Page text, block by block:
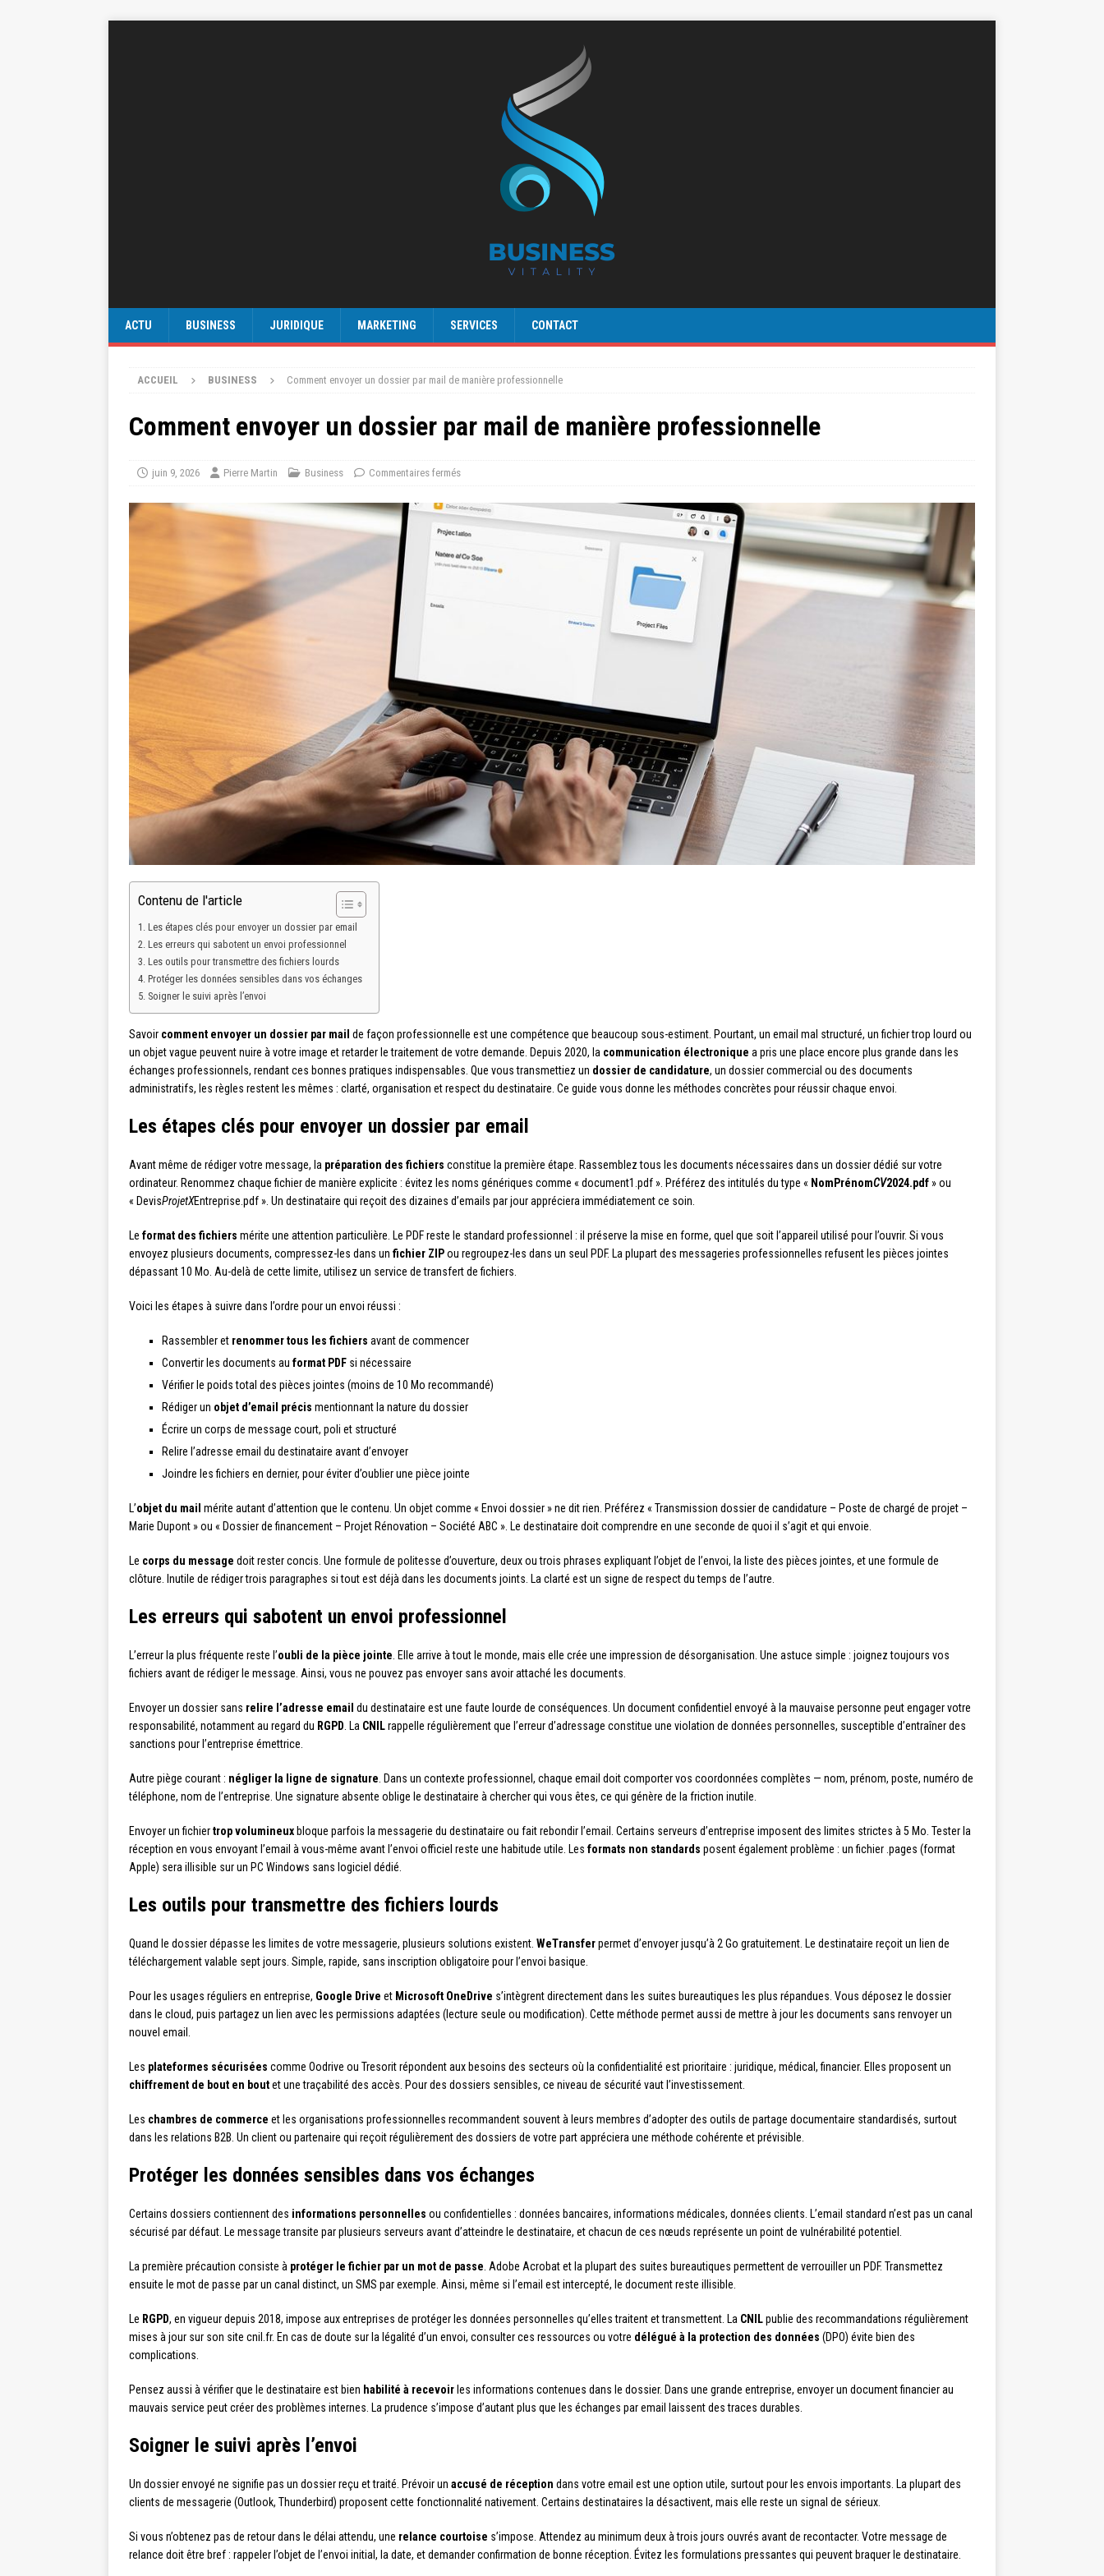
ACTU BUSINESS JURIDIQUE MARKETING SERVICES CONTACT
ACCUEIL BUSINESS Comment envoyer un dossier par mail de manière professionnelle
Comment envoyer un dossier par mail de manière professionnelle
juin 9, 2026 Pierre Martin Business Commentaires fermés
Contenu de l'article
Les étapes clés pour envoyer un dossier par email
Les erreurs qui sabotent un envoi professionnel
Les outils pour transmettre des fichiers lourds
Protéger les données sensibles dans vos échanges
Soigner le suivi après l’envoi
Savoir comment envoyer un dossier par mail de façon professionnelle est une compétence que beaucoup sous-estiment. Pourtant, un email mal structuré, un fichier trop lourd ou
un objet vague peuvent nuire à votre image et retarder le traitement de votre demande. Depuis 2020, la communication électronique a pris une place encore plus grande dans les
échanges professionnels, rendant ces bonnes pratiques indispensables. Que vous transmettiez un dossier de candidature, un dossier commercial ou des documents
administratifs, les règles restent les mêmes : clarté, organisation et respect du destinataire. Ce guide vous donne les méthodes concrètes pour réussir chaque envoi.
Les étapes clés pour envoyer un dossier par email
Avant même de rédiger votre message, la préparation des fichiers constitue la première étape. Rassemblez tous les documents nécessaires dans un dossier dédié sur votre
ordinateur. Renommez chaque fichier de manière explicite : évitez les noms génériques comme « document1.pdf ». Préférez des intitulés du type « NomPrénomCV2024.pdf» ou
« DevisProjetXEntreprise.pdf ». Un destinataire qui reçoit des dizaines d’emails par jour appréciera immédiatement ce soin.
Le format des fichiers mérite une attention particulière. Le PDF reste le standard professionnel : il préserve la mise en forme, quel que soit l’appareil utilisé pour l’ouvrir. Si vous
envoyez plusieurs documents, compressez-les dans un fichier ZIPou regroupez-les dans un seul PDF. La plupart des messageries professionnelles refusent les pièces jointes
dépassant 10 Mo. Au-delà de cette limite, utilisez un service de transfert de fichiers.
Voici les étapes à suivre dans l’ordre pour un envoi réussi :
Rassembler et renommer tous les fichiers avant de commencer
Convertir les documents au format PDF si nécessaire
Vérifier le poids total des pièces jointes (moins de 10 Mo recommandé)
Rédiger un objet d’email précis mentionnant la nature du dossier
Écrire un corps de message court, poli et structuré
Relire l’adresse email du destinataire avant d’envoyer
Joindre les fichiers en dernier, pour éviter d’oublier une pièce jointe
L’objet du mail mérite autant d’attention que le contenu. Un objet comme « Envoi dossier » ne dit rien. Préférez « Transmission dossier de candidature – Poste de chargé de projet –
Marie Dupont » ou « Dossier de financement – Projet Rénovation – Société ABC ». Le destinataire doit comprendre en une seconde de quoi il s’agit et qui envoie.
Le corps du message doit rester concis. Une formule de politesse d’ouverture, deux ou trois phrases expliquant l’objet de l’envoi, la liste des pièces jointes, et une formule de
clôture. Inutile de rédiger trois paragraphes si tout est déjà dans les documents joints. La clarté est un signe de respect du temps de l’autre.
Les erreurs qui sabotent un envoi professionnel
L’erreur la plus fréquente reste l’oubli de la pièce jointe . Elle arrive à tout le monde, mais elle crée une impression de désorganisation. Une astuce simple : joignez toujours vos
fichiers avant de rédiger le message. Ainsi, vous ne pouvez pas envoyer sans avoir attaché les documents.
Envoyer un dossier sans relire l’adresse email du destinataire est une faute lourde de conséquences. Un document confidentiel envoyé à la mauvaise personne peut engager votre
responsabilité, notamment au regard du RGPD . La CNILrappelle régulièrement que l’erreur d’adressage constitue une violation de données personnelles, susceptible d’entraîner des
sanctions pour l’entreprise émettrice.
Autre piège courant : négliger la ligne de signature . Dans un contexte professionnel, chaque email doit comporter vos coordonnées complètes — nom, prénom, poste, numéro de
téléphone, nom de l’entreprise. Une signature absente oblige le destinataire à chercher qui vous êtes, ce qui génère de la friction inutile.
Envoyer un fichiertrop volumineuxbloque parfois la messagerie du destinataire ou fait rebondir l’email. Certains serveurs d’entreprise imposent des limites strictes à 5 Mo. Tester la
réception en vous envoyant l’email à vous-même avant l’envoi officiel reste une habitude utile. Les formats non standards posent également problème : un fichier .pages (format
Apple) sera illisible sur un PC Windows sans logiciel dédié.
Les outils pour transmettre des fichiers lourds
Quand le dossier dépasse les limites de votre messagerie, plusieurs solutions existent. WeTransferpermet d’envoyer jusqu’à 2 Go gratuitement. Le destinataire reçoit un lien de
téléchargement valable sept jours. Simple, rapide, sans inscription obligatoire pour l’envoi basique.
Pour les usages réguliers en entreprise, Google Drive et Microsoft OneDrive s’intègrent directement dans les suites bureautiques les plus répandues. Vous déposez le dossier
dans le cloud, puis partagez un lien avec les permissions adaptées (lecture seule ou modification). Cette méthode permet aussi de mettre à jour les documents sans renvoyer un
nouvel email.
Les plateformes sécurisées comme Oodrive ou Tresorit répondent aux besoins des secteurs où la confidentialité est prioritaire : juridique, médical, financier. Elles proposent un
chiffrement de bout en boutet une traçabilité des accès. Pour des dossiers sensibles, ce niveau de sécurité vaut l’investissement.
Les chambres de commerce et les organisations professionnelles recommandent souvent à leurs membres d’adopter des outils de partage documentaire standardisés, surtout
dans les relations B2B. Un client ou partenaire qui reçoit régulièrement des dossiers de votre part appréciera une méthode cohérente et prévisible.
Protéger les données sensibles dans vos échanges
Certains dossiers contiennent des informations personnelles ou confidentielles : données bancaires, informations médicales, données clients. L’email standard n’est pas un canal
sécurisé par défaut. Le message transite par plusieurs serveurs avant d’atteindre le destinataire, et chacun de ces nœuds représente un point de vulnérabilité potentiel.
La première précaution consiste à protéger le fichier par un mot de passe . Adobe Acrobat et la plupart des suites bureautiques permettent de verrouiller un PDF. Transmettez
ensuite le mot de passe par un canal distinct, un SMS par exemple. Ainsi, même si l’email est intercepté, le document reste illisible.
Le RGPD, en vigueur depuis 2018, impose aux entreprises de protéger les données personnelles qu’elles traitent et transmettent. La CNILpublie des recommandations régulièrement
mises à jour sur son site cnil.fr. En cas de doute sur la légalité d’un envoi, consulter ces ressources ou votre délégué à la protection des données (DPO) évite bien des
complications.
Pensez aussi à vérifier que le destinataire est bien habilité à recevoirles informations contenues dans le dossier. Dans une grande entreprise, envoyer un document financier au
mauvais service peut créer des problèmes internes. La prudence s’impose d’autant plus que les échanges par email laissent des traces durables.
Soigner le suivi après l’envoi
Un dossier envoyé ne signifie pas un dossier reçu et traité. Prévoir un accusé de réception dans votre email est une option utile, surtout pour les envois importants. La plupart des
clients de messagerie (Outlook, Thunderbird) proposent cette fonctionnalité nativement. Certains destinataires la désactivent, mais elle reste un signal de sérieux.
Si vous n’obtenez pas de retour dans le délai attendu, une relance courtoise s’impose. Attendez au minimum deux à trois jours ouvrés avant de recontacter. Votre message de
relance doit être bref : rappeler l’objet de l’envoi initial, la date, et demander confirmation de bonne réception. Évitez les formulations pressantes qui peuvent braquer le destinataire.